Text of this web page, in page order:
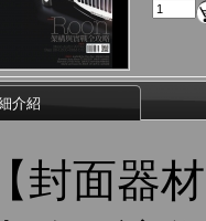
介紹
【封面器